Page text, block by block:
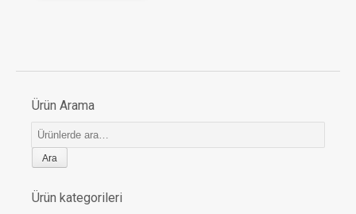
Ürün Arama
Ara:
Ürün kategorileri